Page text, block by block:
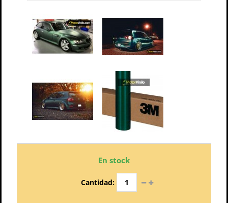
En stock
Cantidad: